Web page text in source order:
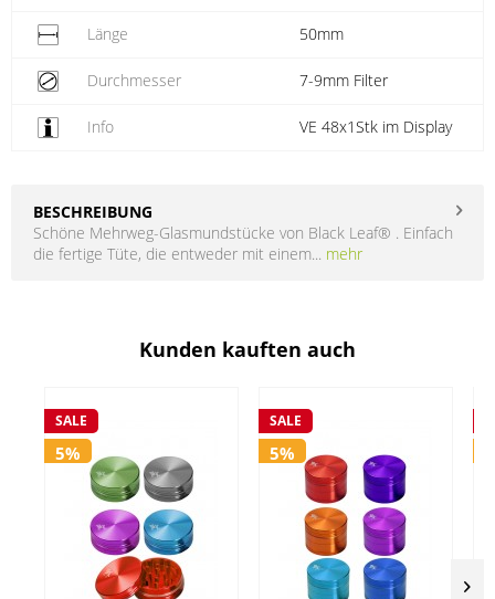
Länge 50mm
Durchmesser 7-9mm Filter
Info VE 48x1Stk im Display
BESCHREIBUNG
Schöne Mehrweg-Glasmundstücke von Black Leaf® . Einfach
die fertige Tüte, die entweder mit einem... mehr
Kunden kauften auch
SALE
5%
SALE
5%